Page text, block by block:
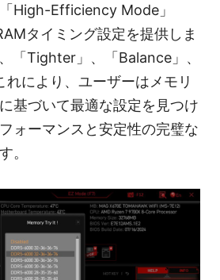
High-Efficiency Mode」
タイミング設定を提供しま
「Tighter」、「Balance」、
れにより、ユーザーはメモリ
基づいて最適な設定を見つけ
ォーマンスと安定性の完璧な
。